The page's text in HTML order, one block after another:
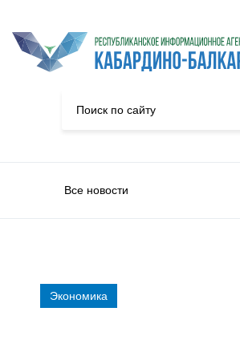
Все новости
Экономика